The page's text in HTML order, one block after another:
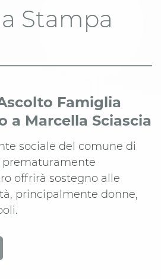
Stampa
Famiglia
a Marcella Sciascia
sociale del comune di
prematuramente
offrirà sostegno alle
principalmente donne,